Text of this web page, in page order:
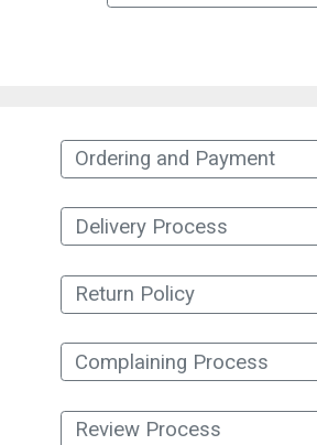
Ordering and Payment
Delivery Process
Return Policy
Complaining Process
Review Process